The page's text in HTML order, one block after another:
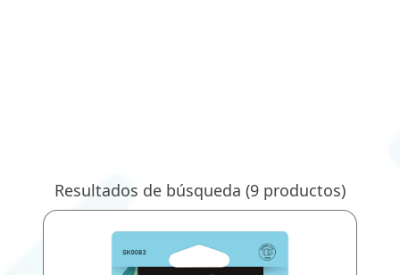
Resultados de búsqueda (9 productos)